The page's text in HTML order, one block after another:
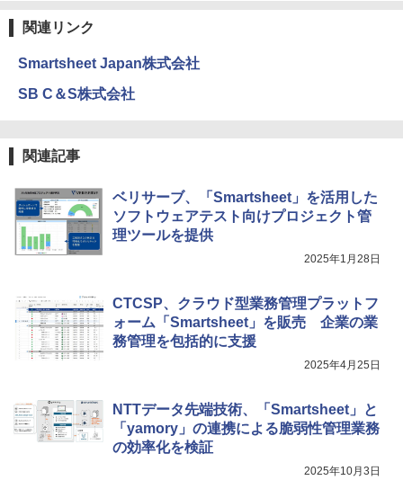
関連リンク
Smartsheet Japan株式会社
SB C＆S株式会社
関連記事
ベリサーブ、「Smartsheet」を活用した
ソフトウェアテスト向けプロジェクト管
理ツールを提供
2025年1月28日
CTCSP、クラウド型業務管理プラットフ
ォーム「Smartsheet」を販売 企業の業
務管理を包括的に支援
2025年4月25日
NTTデータ先端技術、「Smartsheet」と
「yamory」の連携による脆弱性管理業務
の効率化を検証
2025年10月3日